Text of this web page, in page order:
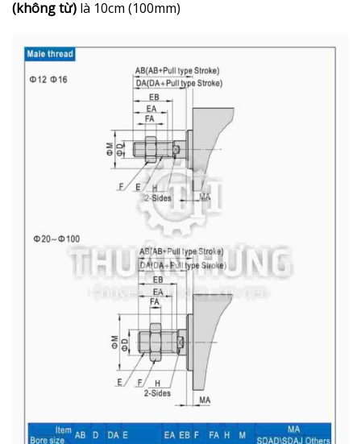
(không từ) là 10cm (100mm)